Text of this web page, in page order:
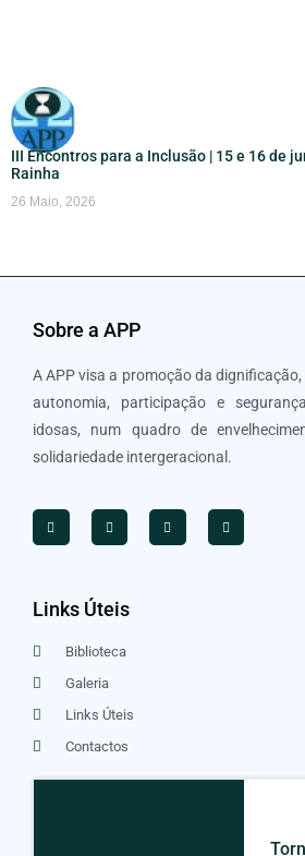
III Encontros para a Inclusão | 15 e 16 de
Rainha
26 Maio, 2026
Sobre a APP
A APP visa a promoção da dignificação,
autonomia, participação e
idosas, num quadro de
solidariedade intergeracional.
Links Úteis
Biblioteca
Galeria
Links Úteis
Contactos